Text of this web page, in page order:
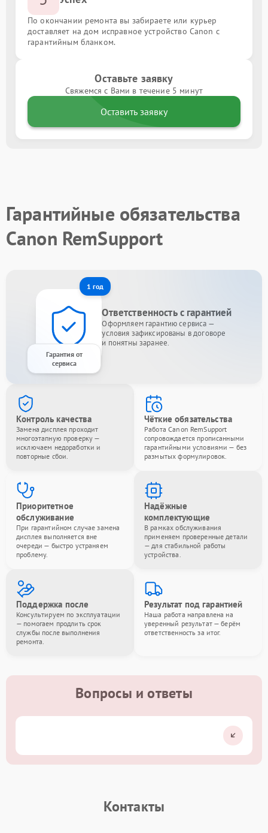
По окончании ремонта вы забираете или курьер
доставляет на дом исправное устройство Canon с
гарантийным бланком.
Оставьте заявку
Свяжемся с Вами в течение 5 минут
Оставить заявку
Гарантийные обязательства
Canon RemSupport
1 год
Гарантия от
сервиса
Ответственность с гарантией
Оформляем гарантию сервиса —
условия зафиксированы в договоре
и понятны заранее.
Контроль качества
Замена дисплея проходит
многоэтапную проверку —
исключаем недоработки и
повторные сбои.
Чёткие обязательства
Работа Canon RemSupport
сопровождается прописанными
гарантийными условиями — без
размытых формулировок.
Приоритетное
обслуживание
При гарантийном случае замена
дисплея выполняется вне
очереди — быстро устраняем
проблему.
Надёжные
комплектующие
В рамках обслуживания
применяем проверенные детали
— для стабильной работы
устройства.
Поддержка после
Консультируем по эксплуатации
— помогаем продлить срок
службы после выполнения
ремонта.
Результат под гарантией
Наша работа направлена на
уверенный результат — берём
ответственность за итог.
Вопросы и ответы
Контакты